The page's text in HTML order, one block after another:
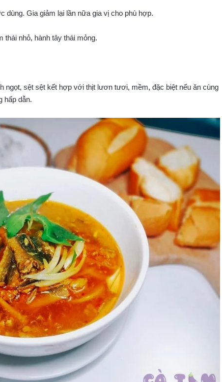
dùng. Gia giảm lại lần nữa gia vị cho phù hợp.
thái nhỏ, hành tây thái mỏng.
ngọt, sệt sệt kết hợp với thịt lươn tươi, mềm, đặc biệt nếu ăn cùng
hấp dẫn.